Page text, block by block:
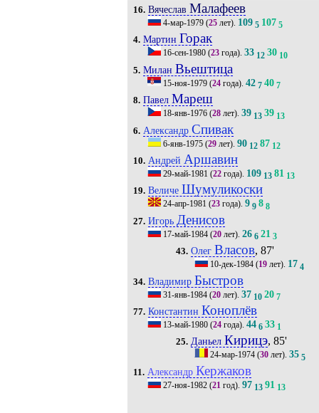
16. Вячеслав Малафеев
4-мар-1979(25лет). 109 5 107 5
4. Мартин Горак
16-сен-1980(23года). 33 12 30 10
5. Милан Вьештица
15-ноя-1979(24года). 42 7 40 7
8. Павел Мареш
18-янв-1976(28лет). 39 13 39 13
6. Александр Спивак
6-янв-1975(29лет). 90 12 87 12
10. Андрей Аршавин
29-май-1981 (22года). 109 13 81 13
19. Величе Шумуликоски
24-апр-1981 (23года). 9 9 8 8
27. Игорь Денисов
17-май-1984(20лет). 26 6 21 3
43. Олег Власов, 87'
10-дек-1984 (19 лет). 17 4
34. Владимир Быстров
31-янв-1984(20лет). 37 10 20 7
77. Константин Коноплёв
13-май-1980(24года). 44 6 33 1
25. Даньел Кирицэ, 85'
24-мар-1974 (30 лет).35 5
11. Александр Кержаков
27-ноя-1982(21 год). 97 13 91 13